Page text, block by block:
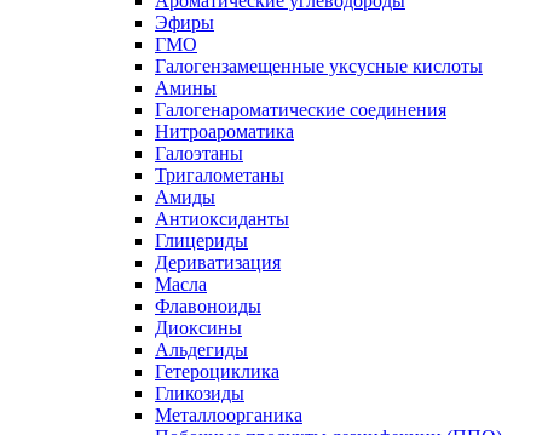
Эфиры
ГМО
Галогензамещенные уксусные кислоты
Амины
Галогенароматические соединения
Нитроароматика
Галоэтаны
Тригалометаны
Амиды
Антиоксиданты
Глицериды
Дериватизация
Масла
Флавоноиды
Диоксины
Альдегиды
Гетероциклика
Гликозиды
Металлоорганика